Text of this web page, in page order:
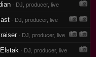
· DJ, producer, live
· DJ, producer, live
· DJ, producer, live
· DJ, producer, live